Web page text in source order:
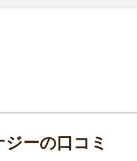
ジーの口コミ